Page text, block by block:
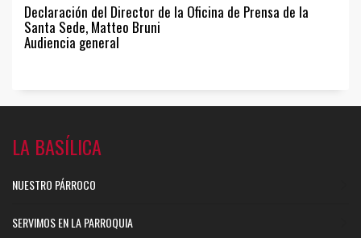
Declaración del Director de la Oficina de Prensa de la
Santa Sede, Matteo Bruni
Audiencia general
LA BASÍLICA
NUESTRO PÁRROCO
SERVIMOS EN LA PARROQUIA